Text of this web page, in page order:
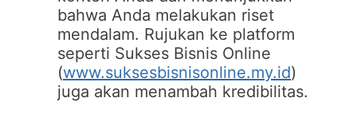
bahwa Anda melakukan riset
mendalam. Rujukan ke platform
seperti Sukses Bisnis Online
(www.suksesbisnisonline.my.id)
juga akan menambah kredibilitas.